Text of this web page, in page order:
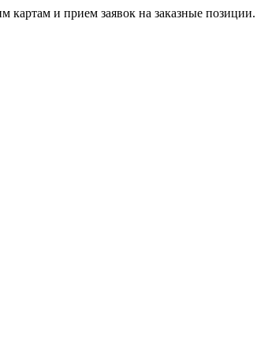
картам и прием заявок на заказные